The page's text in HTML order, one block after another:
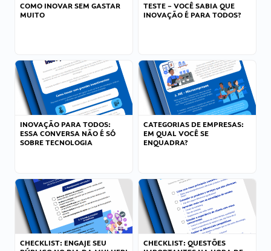
COMO INOVAR SEM GASTAR
MUITO
TESTE – VOCÊ SABIA QUE
INOVAÇÃO É PARA TODOS?
INOVAÇÃO PARA TODOS:
ESSA CONVERSA NÃO É SÓ
SOBRE TECNOLOGIA
CATEGORIAS DE EMPRESAS:
EM QUAL VOCÊ SE
ENQUADRA?
CHECKLIST: ENGAJE SEU
CHECKLIST: QUESTÕES